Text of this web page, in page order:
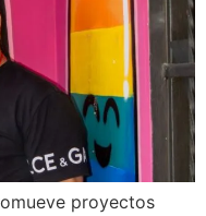
proyectos